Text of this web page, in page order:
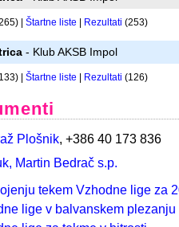
razmere
| Štartne liste|Rezultati
- Klub AKSB Impol
|Štartne liste
- Klub AKSB Impol
|Štartne liste|Rezultati
- Klub AKSB Impol
|Štartne liste|Rezultati(126)